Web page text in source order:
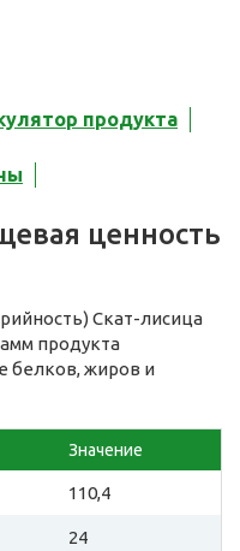
продукта
ценность
Скат-лисица
продукта
белков, жиров и
Значение
110,4
24